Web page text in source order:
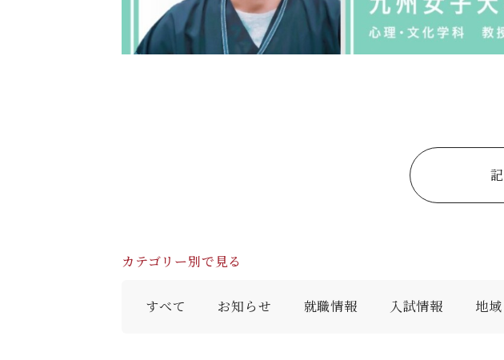
カテゴリー別で見る
すべて お知らせ 就職情報 入試情報 地域